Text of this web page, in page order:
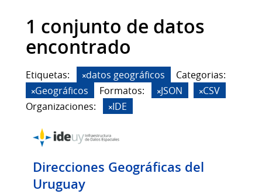
1 conjunto de datos
encontrado
Etiquetas: datos geográficos
Categorias:
Geográficos
Formatos: JSON
CSV
Organizaciones:
IDE
Direcciones Geográficas del
Uruguay